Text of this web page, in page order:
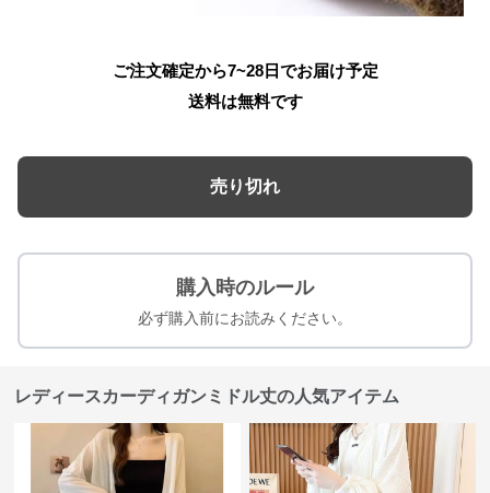
ご注文確定から7~28日でお届け予定
送料は無料です
売り切れ
購入時のルール
必ず購入前にお読みください。
レディースカーディガンミドル丈の人気アイテム